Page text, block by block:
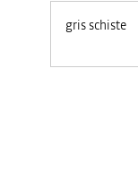
gris schiste